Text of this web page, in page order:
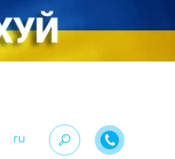
ru